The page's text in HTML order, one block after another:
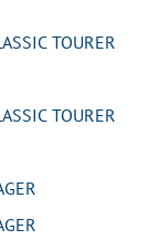
TOURER
TOURER